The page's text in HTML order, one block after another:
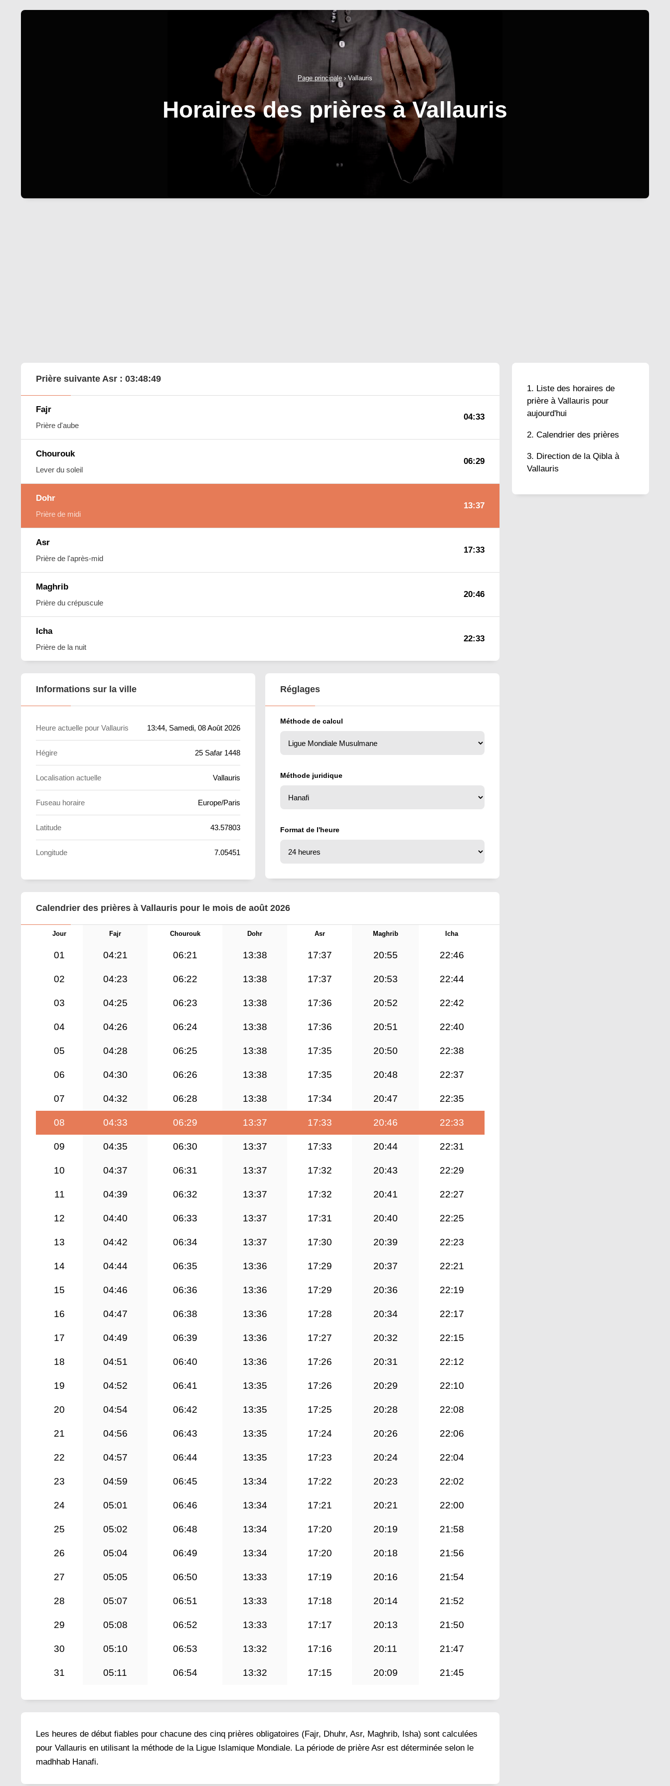
Page principale ›Vallauris
Horaires des prières à Vallauris
Liste des horaires de
prière à Vallauris pour
aujourd'hui
Calendrier des prières
Direction de la Qibla à
Vallauris
Prière suivante Asr : 03:48:48
Fajr
Prière d'aube
04:33
Chourouk
Lever du soleil
06:29
Dohr
Prière de midi
13:37
Asr
Prière de l'après-mid
17:33
Maghrib
Prière du crépuscule
20:46
Icha
Prière de la nuit
22:33
Informations sur la ville
Heure actuelle pour Vallauris 13:44, Samedi, 08 Août 2026
Hégire 25 Safar 1448
Localisation actuelle Vallauris
Fuseau horaire Europe/Paris
Latitude 43.57803
Longitude 7.05451
Réglages
Méthode de calcul
Méthode juridique
Format de l'heure
Calendrier des prières à Vallauris pour le mois de août 2026
Jour Fajr Chourouk Dohr Asr Maghrib Icha
01 04:21 06:21 13:38 17:37 20:55 22:46
02 04:23 06:22 13:38 17:37 20:53 22:44
03 04:25 06:23 13:38 17:36 20:52 22:42
04 04:26 06:24 13:38 17:36 20:51 22:40
05 04:28 06:25 13:38 17:35 20:50 22:38
06 04:30 06:26 13:38 17:35 20:48 22:37
07 04:32 06:28 13:38 17:34 20:47 22:35
08 04:33 06:29 13:37 17:33 20:46 22:33
09 04:35 06:30 13:37 17:33 20:44 22:31
10 04:37 06:31 13:37 17:32 20:43 22:29
11 04:39 06:32 13:37 17:32 20:41 22:27
12 04:40 06:33 13:37 17:31 20:40 22:25
13 04:42 06:34 13:37 17:30 20:39 22:23
14 04:44 06:35 13:36 17:29 20:37 22:21
15 04:46 06:36 13:36 17:29 20:36 22:19
16 04:47 06:38 13:36 17:28 20:34 22:17
17 04:49 06:39 13:36 17:27 20:32 22:15
18 04:51 06:40 13:36 17:26 20:31 22:12
19 04:52 06:41 13:35 17:26 20:29 22:10
20 04:54 06:42 13:35 17:25 20:28 22:08
21 04:56 06:43 13:35 17:24 20:26 22:06
22 04:57 06:44 13:35 17:23 20:24 22:04
23 04:59 06:45 13:34 17:22 20:23 22:02
24 05:01 06:46 13:34 17:21 20:21 22:00
25 05:02 06:48 13:34 17:20 20:19 21:58
26 05:04 06:49 13:34 17:20 20:18 21:56
27 05:05 06:50 13:33 17:19 20:16 21:54
28 05:07 06:51 13:33 17:18 20:14 21:52
29 05:08 06:52 13:33 17:17 20:13 21:50
30 05:10 06:53 13:32 17:16 20:11 21:47
31 05:11 06:54 13:32 17:15 20:09 21:45
Les heures de début fiables pour chacune des cinq prières obligatoires (Fajr, Dhuhr, Asr, Maghrib, Isha) sont calculées
pour Vallauris en utilisant la méthode de la Ligue Islamique Mondiale. La période de prière Asr est déterminée selon le
madhhab Hanafi.